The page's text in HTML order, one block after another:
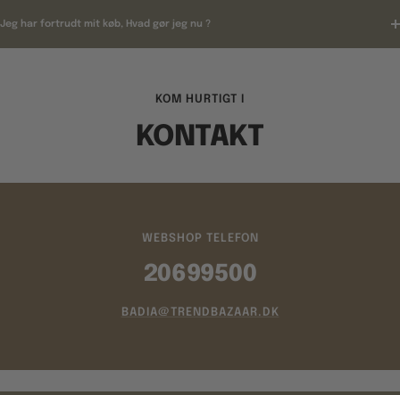
Jeg har fortrudt mit køb, Hvad gør jeg nu ?
KOM HURTIGT I
KONTAKT
WEBSHOP TELEFON
20699500
BADIA@TRENDBAZAAR.DK